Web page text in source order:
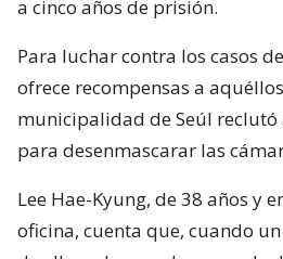
a cinco años de prisión.
Para luchar contra los casos
ofrece recompensas a
municipalidad de Seúl reclutó
para desenmascarar las
Lee Hae-Kyung, de 38 años y
oficina, cuenta que, cuando